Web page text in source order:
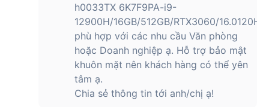
h0033TX 6K7F9PA-i9-
12900H/16GB/512GB/RTX3060/
phù hợp với các nhu cầu Văn phòng
hoặc Doanh nghiệp ạ. Hỗ trợ bảo mật
khuôn mặt nên khách hàng có thể yên
tâm ạ.
Chia sẻ thông tin tới anh/chị ạ!